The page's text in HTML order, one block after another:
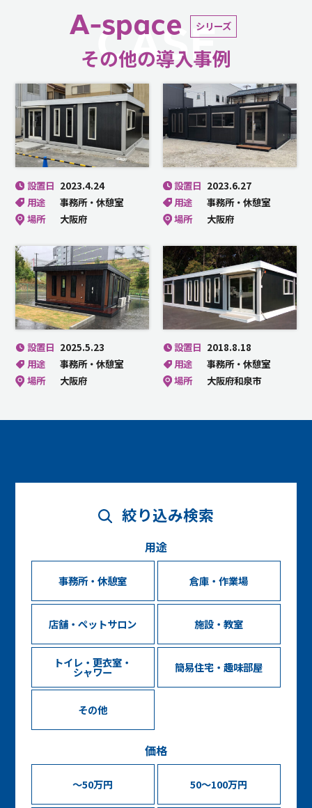
A-space シリーズ
その他の導入事例
CASE
設置日 2023.4.24
用途
事務所・休憩室
場所
大阪府
設置日 2023.6.27
用途
事務所・休憩室
場所
大阪府
設置日 2025.5.23
用途
事務所・休憩室
場所
大阪府
設置日 2018.8.18
用途
事務所・休憩室
場所
大阪府和泉市
絞り込み検索
用途
事務所・休憩室 倉庫・作業場
店舗・ペットサロン 施設・教室
トイレ・更衣室・
シャワー 簡易住宅・趣味部屋
その他
価格
～50万円 50～100万円